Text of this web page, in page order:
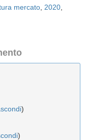
mercato 2020
)
)